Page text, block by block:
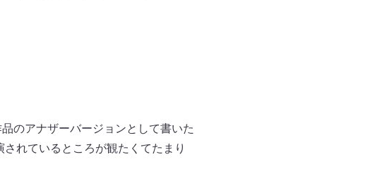
のアナザーバージョンとして書いた
れているところが観たくてたまり